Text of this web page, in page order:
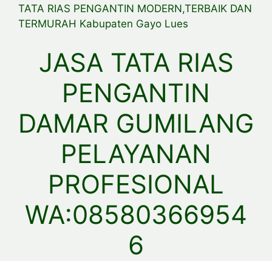
TATA RIAS PENGANTIN MODERN,TERBAIK DAN
TERMURAH Kabupaten Gayo Lues
JASA TATA RIAS
PENGANTIN
DAMAR GUMILANG
PELAYANAN
PROFESIONAL
WA:08580366954
6